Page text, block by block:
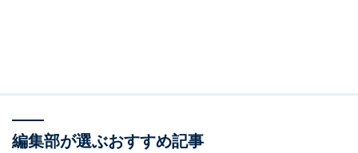
編集部が選ぶおすすめ記事